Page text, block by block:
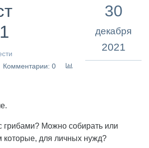
Комментарии: 0
30
декабря
2021
грибами? Можно собирать или
которые, для личных нужд?